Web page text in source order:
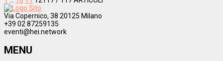
Via Copernico, 38 20125 Milano
+39 02 87259135
eventi@hei.network
MENU